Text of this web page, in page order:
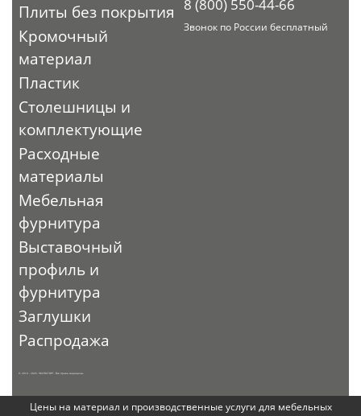
Плиты без покрытия
Кромочный
материал
Пластик
Столешницы и
комплектующие
Расходные
материалы
Мебельная
фурнитура
Выставочный
профиль и
фурнитура
Заглушки
Распродажа
8 (800) 550-44-66
Звонок по России бесплатный
© 2010 - 2026. ЭКСПО-ТОРГ. Все права защищены.
Цены на материал и производственные услуги для мебельных